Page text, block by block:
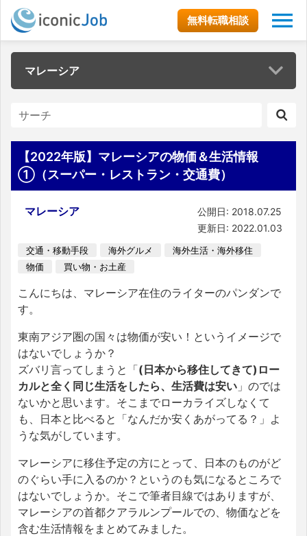
無料転職相談
マレーシア
【2022年版】マレーシアの物価＆生活情報
①（スーパー・レストラン・交通費）
マレーシア
公開日: 2018.07.25
更新日: 2022.01.03
交通・移動手段 海外グルメ
海外生活・海外移住
物価
買い物・お土産
こんにちは、マレーシア在住のライターのパンダンで
す。
東南アジア圏の国々は物価が安い！というイメージで
はないでしょうか？
ズバリ言ってしまうと「(日本から移住してきて)ロー
カルと全く同じ生活をしたら、生活費は安い 」のでは
ないかと思います。そこまでローカライズしなくて
も、日本と比べると「なんだか安くあがってる？」よ
うな気がしています。
マレーシアに移住予定の方にとって、日本のものがど
のぐらい手に入るのか？というのも気になるところで
はないでしょうか。そこで筆者目線ではありますが、
マレーシアの首都クアラルンプールでの、物価などを
含む生活情報をまとめてみました。